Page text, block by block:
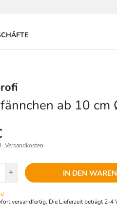
ab 10
Versandkosten
+ IN DEN
versandfertig. Die Lieferzeit beträgt 2-4